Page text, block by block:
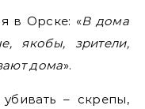
в Орске: «В дома
якобы, зрители,
дома».
– скрепы,